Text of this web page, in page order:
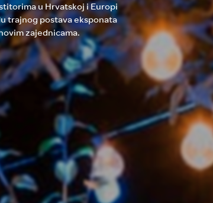
u Hrvatskoj i Europi
trajnog postava eksponata
zajednicama.